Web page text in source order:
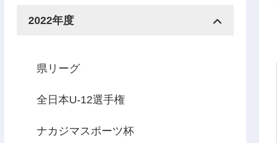
2022年度
県リーグ
全日本U-12選手権
ナカジマスポーツ杯